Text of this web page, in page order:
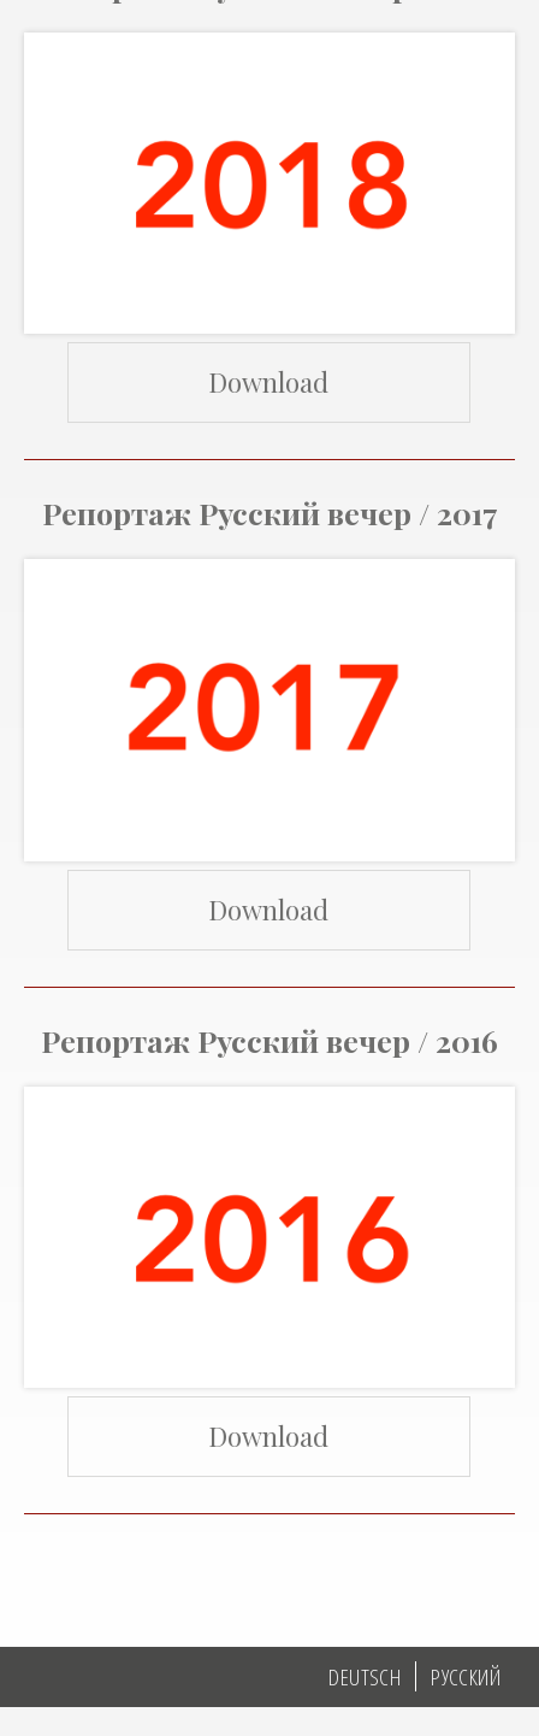
Download
Репортаж Русский вечер / 2017
Download
Репортаж Русский вечер / 2016
Download
DEUTSCH РУССКИЙ